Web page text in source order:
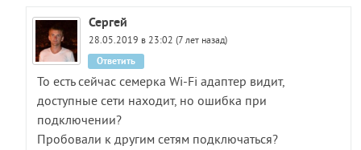
Сергей
28.05.2019 в 23:02 (7 лет назад)
То есть сейчас семерка Wi-Fi адаптер видит,
доступные сети находит, но ошибка при
подключении?
Пробовали к другим сетям подключаться?
Ответить